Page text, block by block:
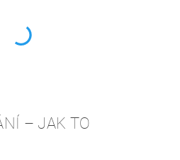
– JAK TO